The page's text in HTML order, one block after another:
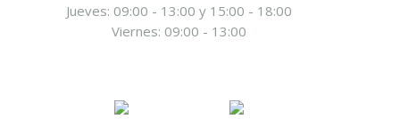
Jueves: 09:00 - 13:00 y 15:00 - 18:00
Viernes: 09:00 - 13:00